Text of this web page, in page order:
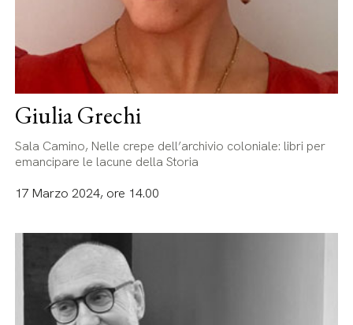
Giulia Grechi
Sala Camino, Nelle crepe dell’archivio coloniale: libri per
emancipare le lacune della Storia
17 Marzo 2024, ore 14.00